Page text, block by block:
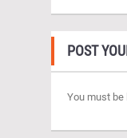
POST
You must be